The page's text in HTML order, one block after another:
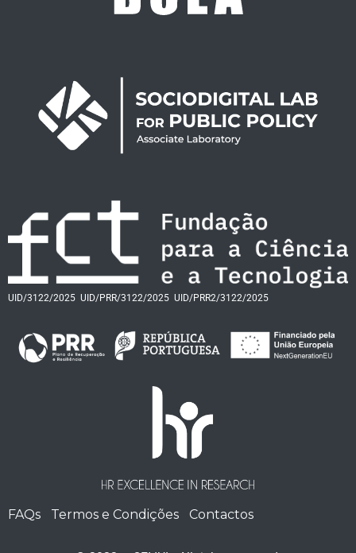
UID/3122/2025 UID/PRR/3122/2025 UID/PRR2/3122/2025
FAQs Termos e Condições Contactos